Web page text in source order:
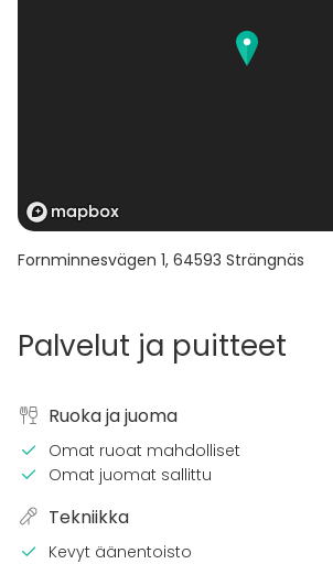
Fornminnesvägen 1, 64593 Strängnäs
Palvelut ja puitteet
Ruoka ja juoma
Omat ruoat mahdolliset
Omat juomat sallittu
Tekniikka
Kevyt äänentoisto